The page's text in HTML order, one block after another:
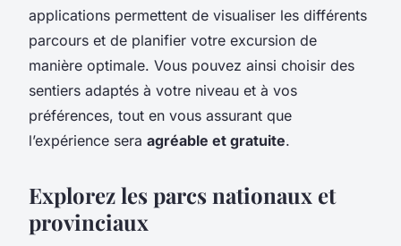
applications permettent de visualiser les différents
parcours et de planifier votre excursion de
manière optimale. Vous pouvez ainsi choisir des
sentiers adaptés à votre niveau et à vos
préférences, tout en vous assurant que
l’expérience sera agréable et gratuite.
Explorez les parcs nationaux et
provinciaux